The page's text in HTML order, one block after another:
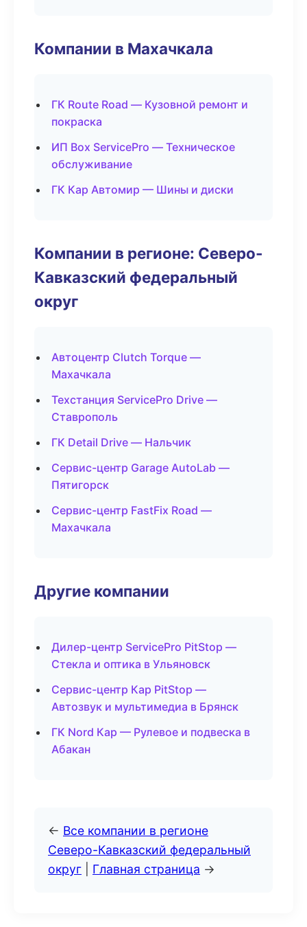
Компании в Махачкала
ГК Route Road — Кузовной ремонт и
покраска
ИП Box ServicePro — Техническое
обслуживание
ГК Кар Автомир — Шины и диски
Компании в регионе: Северо-
Кавказский федеральный
округ
Автоцентр Clutch Torque —
Махачкала
Техстанция ServicePro Drive —
Ставрополь
ГК Detail Drive — Нальчик
Сервис-центр Garage AutoLab —
Пятигорск
Сервис-центр FastFix Road —
Махачкала
Другие компании
Дилер-центр ServicePro PitStop —
Стекла и оптика в Ульяновск
Сервис-центр Кар PitStop —
Автозвук и мультимедиа в Брянск
ГК Nord Кар — Рулевое и подвеска в
Абакан
← Все компании в регионе
Северо-Кавказский федеральный
округ
Главная страница →